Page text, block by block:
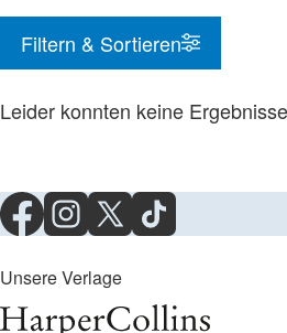
Filtern & Sortieren
Leider konnten keine
Unsere Verlage